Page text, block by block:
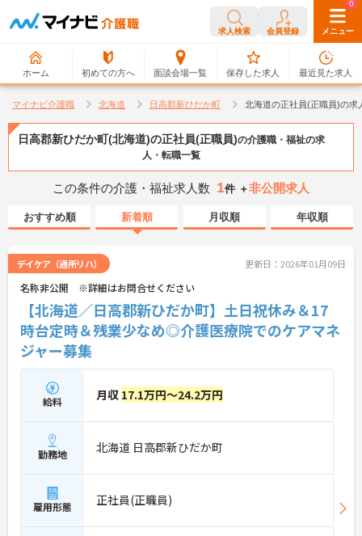
求人検索 会員登録 メニュー
ホーム 初めての方へ 面談会場一覧
0
保存した求人
0
最近見た求人
マイナビ介護職 北海道 日高郡新ひだか町 北海道の正社員(正職員)の求
日高郡新ひだか町(北海道)の正社員(正職員)の介護職・福祉の求
人・転職一覧
この条件の介護・福祉求人数 1件 ＋非公開求人
おすすめ順 新着順 月収順 年収順
デイケア（通所リハ） 更新日：2026年01月09日
名称非公開 ※詳細はお問合せください
【北海道／日高郡新ひだか町】土日祝休み＆17
時台定時＆残業少なめ◎介護医療院でのケアマネ
ジャー募集
給料 月収 17.1万円～24.2万円
勤務地 北海道 日高郡新ひだか町
雇用形態 正社員(正職員)